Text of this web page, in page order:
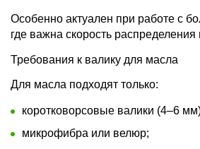
Особенно актуален при работе с
где важна скорость
Требования к валику для масла
Для масла подходят только:
коротковорсовые валики (4–6
микрофибра или велюр;